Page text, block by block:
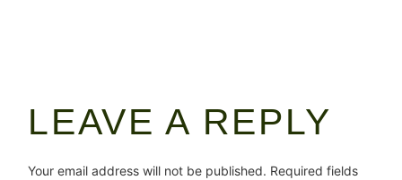
LEAVE A REPLY
Your email address will not be published. Required fields